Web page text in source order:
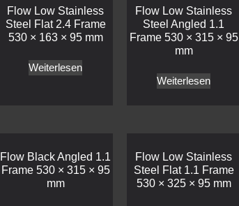
Flow Low Stainless
Steel Flat 2.4 Frame
530 × 163 × 95 mm
Weiterlesen
Flow Low Stainless
Steel Angled 1.1
Frame 530 × 315 × 95
mm
Weiterlesen
Flow Black Angled 1.1
Frame 530 × 315 × 95
mm
Flow Low Stainless
Steel Flat 1.1 Frame
530 × 325 × 95 mm